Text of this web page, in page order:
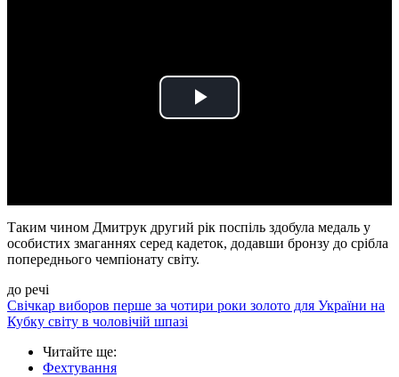
Play
Таким чином Дмитрук другий рік поспіль здобула медаль у
особистих змаганнях серед кадеток, додавши бронзу до срібла
попереднього чемпіонату світу.
до речі
Свічкар виборов перше за чотири роки золото для України на
Кубку світу в чоловічій шпазі
Читайте ще:
Фехтування